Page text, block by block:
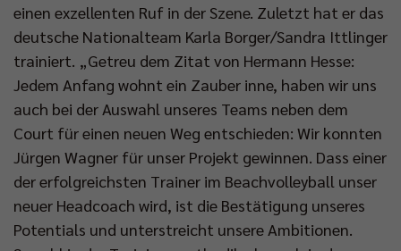
einen exzellenten Ruf in der Szene. Zuletzt hat er das
deutsche Nationalteam Karla Borger/Sandra Ittlinger
trainiert. „Getreu dem Zitat von Hermann Hesse:
Jedem Anfang wohnt ein Zauber inne, haben wir uns
auch bei der Auswahl unseres Teams neben dem
Court für einen neuen Weg entschieden: Wir konnten
Jürgen Wagner für unser Projekt gewinnen. Dass einer
der erfolgreichsten Trainer im Beachvolleyball unser
neuer Headcoach wird, ist die Bestätigung unseres
Potentials und unterstreicht unsere Ambitionen.